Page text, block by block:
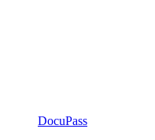
DocuPass